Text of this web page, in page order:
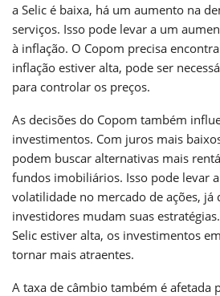
a Selic é baixa, há um aumento na
serviços. Isso pode levar a um
à inflação. O Copom precisa
inflação estiver alta, pode ser
para controlar os preços.
As decisões do Copom também
investimentos. Com juros mais
podem buscar alternativas mais
fundos imobiliários. Isso pode levar
volatilidade no mercado de ações, já
investidores mudam suas
Selic estiver alta, os investimentos
tornar mais atraentes.
A taxa de câmbio também é afetada